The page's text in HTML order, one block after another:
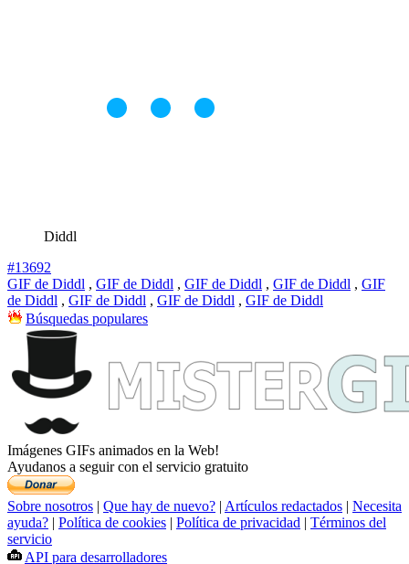
Diddl
#13692
GIF de Diddl , GIF de Diddl , GIF de Diddl , GIF de Diddl , GIF
de Diddl , GIF de Diddl , GIF de Diddl , GIF de Diddl
Búsquedas populares
Imágenes GIFs animados en la Web!
Ayudanos a seguir con el servicio gratuito
Sobre nosotros | Que hay de nuevo? | Artículos redactados | Necesita
ayuda? | Política de cookies | Política de privacidad | Términos del
servicio
API para desarrolladores